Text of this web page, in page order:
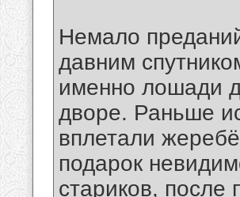
Немало
давним
именно лошади
дворе. Раньше
вплетали
подарок
стариков,